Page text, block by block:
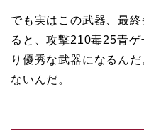
でも実はこの武器、最
ると、攻撃210毒25青
り優秀な武器になるん
ないんだ。